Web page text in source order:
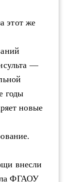
этот же
—
годы
новые
внесли
ФГАОУ